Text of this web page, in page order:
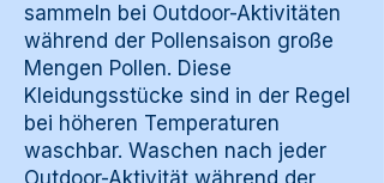
sammeln bei Outdoor-Aktivitäten
während der Pollensaison große
Mengen Pollen. Diese
Kleidungsstücke sind in der Regel
bei höheren Temperaturen
waschbar. Waschen nach jeder